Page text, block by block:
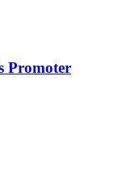
Promoter